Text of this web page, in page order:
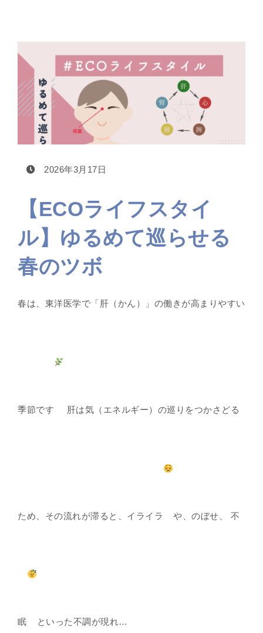
2026年3月17日
【ECOライフスタイ
ル】ゆるめて巡らせる
春のツボ
春は、東洋医学で「肝（かん）」の働きが高まりやすい
季節です 肝は気（エネルギー）の巡りをつかさどる
ため、その流れが滞ると、イライラ や、のぼせ、 不
眠 といった不調が現れ…